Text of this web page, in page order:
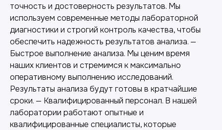
точность и достоверность результатов. Мы
используем современные методы лабораторной
диагностики и строгий контроль качества, чтобы
обеспечить надежность результатов анализа. —
Быстрое выполнение анализа. Мы ценим время
наших клиентов и стремимся к максимально
оперативному выполнению исследований.
Результаты анализа будут готовы в кратчайшие
сроки. — Квалифицированный персонал. В нашей
лаборатории работают опытные и
квалифицированные специалисты, которые